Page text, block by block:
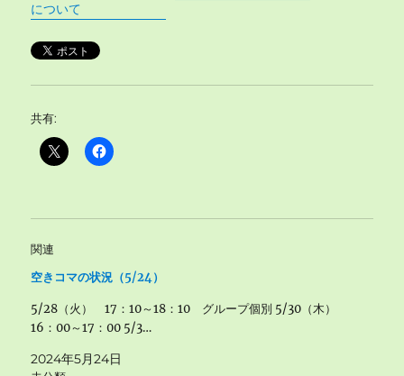
について
共有:
関連
空きコマの状況（5/24）
5/28（火） 17：10～18：10 グループ個別 5/30（木）
16：00～17：00 5/3…
2024年5月24日